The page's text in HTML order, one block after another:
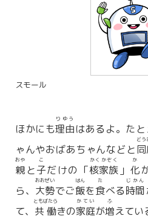
スモール
ほかにも理由
りゆう
はあるよ。た
ゃんやおばあちゃんなどと
どう
親
おや
と子
こ
だけの「核家族
かくかぞく
」 化
か
ら、 大勢
おおぜい
でご飯
はん
を食
た
べる時間
じかん
て、 共働
ともばたら
きの家庭
かてい
が増
ふ
えて